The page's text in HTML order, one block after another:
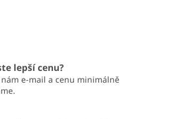
lepší cenu?
e-mail a cenu minimálně